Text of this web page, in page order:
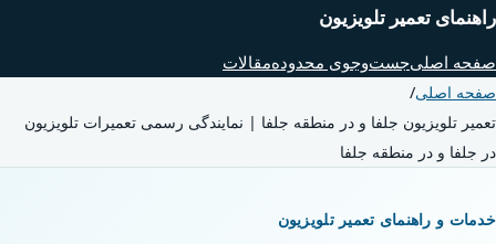
راهنمای تعمیر تلویزیون
صفحه اصلیجست‌وجوی محدودهمقالات
صفحه اصلی/
تعمیر تلویزیون جلفا و در منطقه جلفا | نمایندگی رسمی تعمیرات تلویزیون
در جلفا و در منطقه جلفا
خدمات و راهنمای تعمیر تلویزیون